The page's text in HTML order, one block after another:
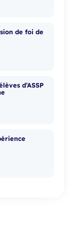
de foi de
d’ASSP